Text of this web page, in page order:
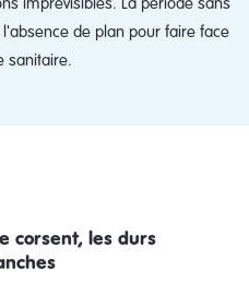
l'absence de plan pour faire face
sanitaire.
corsent, les durs